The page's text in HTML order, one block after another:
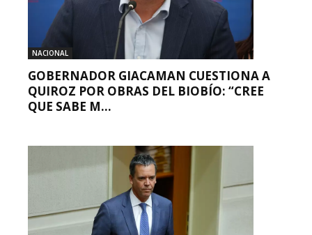
NACIONAL
GOBERNADOR GIACAMAN CUESTIONA A
QUIROZ POR OBRAS DEL BIOBÍO: “CREE
QUE SABE M...